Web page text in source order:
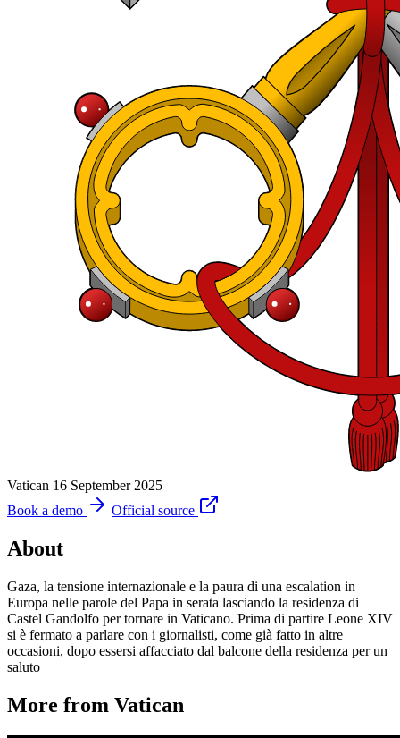
Vatican 16 September 2025
Book a demo
Official source
About
Gaza, la tensione internazionale e la paura di una escalation in
Europa nelle parole del Papa in serata lasciando la residenza di
Castel Gandolfo per tornare in Vaticano. Prima di partire Leone XIV
si è fermato a parlare con i giornalisti, come già fatto in altre
occasioni, dopo essersi affacciato dal balcone della residenza per un
saluto
More from Vatican